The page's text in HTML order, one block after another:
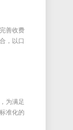
善收费
，以口
为满足
准化的